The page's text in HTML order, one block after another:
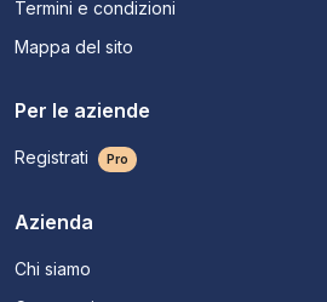
Termini e condizioni
Mappa del sito
Per le aziende
Registrati Pro
Azienda
Chi siamo